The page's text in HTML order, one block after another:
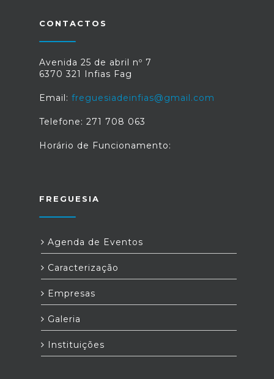
CONTACTOS
Avenida 25 de abril nº 7
6370 321 Infias Fag
Email: freguesiadeinfias@gmail.com
Telefone: 271 708 063
Horário de Funcionamento:
FREGUESIA
Agenda de Eventos
Caracterização
Empresas
Galeria
Instituições